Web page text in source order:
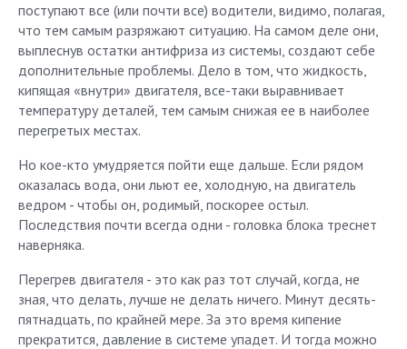
поступают все (или почти все) водители, видимо, полагая,
что тем самым разряжают ситуацию. На самом деле они,
выплеснув остатки антифриза из системы, создают себе
дополнительные проблемы. Дело в том, что жидкость,
кипящая «внутри» двигателя, все-таки выравнивает
температуру деталей, тем самым снижая ее в наиболее
перегретых местах.
Но кое-кто умудряется пойти еще дальше. Если рядом
оказалась вода, они льют ее, холодную, на двигатель
ведром - чтобы он, родимый, поскорее остыл.
Последствия почти всегда одни - головка блока треснет
наверняка.
Перегрев двигателя - это как раз тот случай, когда, не
зная, что делать, лучше не делать ничего. Минут десять-
пятнадцать, по крайней мере. За это время кипение
прекратится, давление в системе упадет. И тогда можно